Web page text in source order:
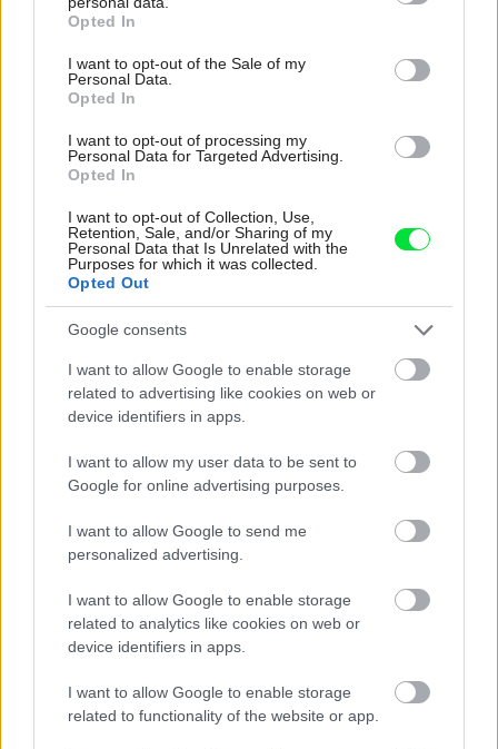
grant or deny consent to Google and its third-party tags to
use your data for below specified purposes in below Google
consent section.
Opted In
I want to opt-out of the Sale of my
Personal Data.
Opted In
I want to opt-out of processing my
Personal Data for Targeted Advertising.
Opted In
I want to opt-out of Collection, Use,
Retention, Sale, and/or Sharing of my
Personal Data that Is Unrelated with the
Purposes for which it was collected.
Opted Out
Google consents
I want to allow Google to enable storage
related to advertising like cookies on web or
device identifiers in apps.
I want to allow my user data to be sent to
Google for online advertising purposes.
I want to allow Google to send me
personalized advertising.
I want to allow Google to enable storage
related to analytics like cookies on web or
device identifiers in apps.
I want to allow Google to enable storage
related to functionality of the website or app.
Najnovšie príspevky
Re: Takto sa rieši málo úložného miesta. V tomto byte
stačil jeden prvok | Môjdom.sk
My napríklad labky utierame hneď pri dverách a doma pred dvere
používame tyčový ETA Terier…
Re: Takto sa rieši málo úložného miesta. V tomto byte
stačil jeden prvok | Môjdom.sk
Dizajn je to nádherný, tá brezová preglejka a čisté línie vyzerajú super.
Ale vždy, keď…
Re: Toto je najväčší mýtus pri ošetrení dreva a môže vás
vyjsť draho. Ako ho ochrániť pred hnitím a škodcami?